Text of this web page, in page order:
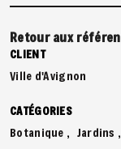
Retour aux
CLIENT
Ville d'Avignon
CATÉGORIES
Botanique
Jardins